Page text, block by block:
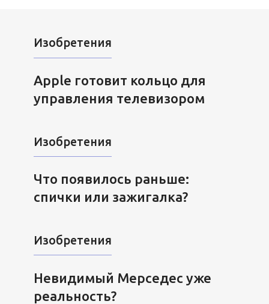
Изобретения
Apple готовит кольцо для
управления телевизором
Изобретения
Что появилось раньше:
спички или зажигалка?
Изобретения
Невидимый Мерседес уже
реальность?